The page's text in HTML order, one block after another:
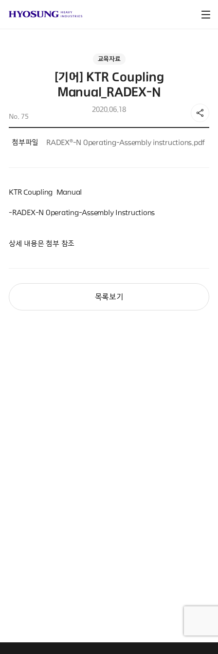
교육자료
[기어] KTR Coupling
Manual_RADEX-N
2020.06.18
No. 75
첨부파일 RADEX®-N Operating-Assembly instructions.pdf
KTR Coupling Manual
-RADEX-N Operating-Assembly Instructions
상세 내용은 첨부 참조
목록보기